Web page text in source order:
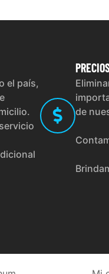
el país,
de